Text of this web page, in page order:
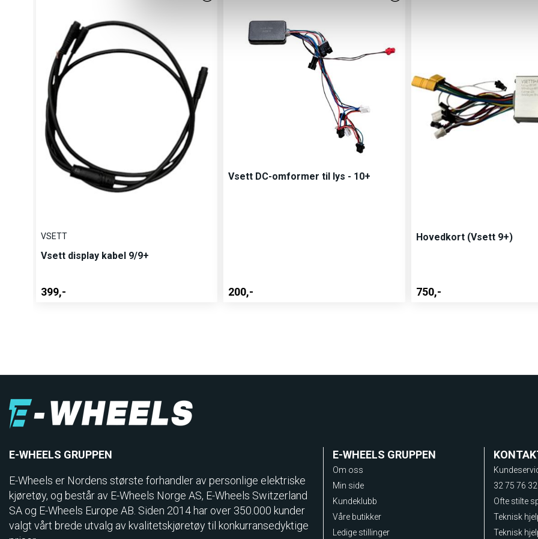
l
VSETT
Vsett display kabel 9/9+
399,-
Vsett DC-omformer til lys - 10+
200,-
Hovedkort (Vsett 9+)
750,-
E-WHEELS GRUPPEN
E-Wheels er Nordens største forhandler av personlige elektriske
kjøretøy, og består av E-Wheels Norge AS, E­-Wheels Switzerland
SA og E-Wheels Europe AB. Siden 2014 har over 350.000 kunder
valgt vårt brede utvalg av kvalitetskjøretøy til konkurransedyktige
E-WHEELS GRUPPEN
Om oss
Min side
Kundeklubb
Våre butikker
Ledige stillinger
32 75 76 32
Ofte stilte
Teknisk
Teknisk